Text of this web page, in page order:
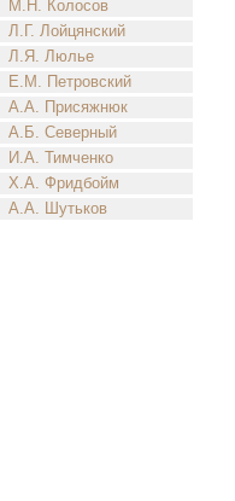
М.Н. Колосов
Л.Г. Лойцянский
Л.Я. Люлье
Е.М. Петровский
А.А. Присяжнюк
А.Б. Северный
И.А. Тимченко
Х.А. Фридбойм
А.А. Шутьков